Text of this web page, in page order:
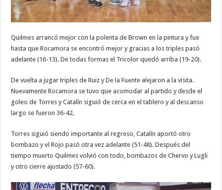
Quilmes arrancó mejor con la polenta de Brown en la pintura y fue
hasta que Rocamora se encontró mejor y gracias a los triples pasó
adelante (16-13). De todas formas el Tricolor quedó arriba (19-20).
De vuelta a jugar triples de Ruiz y De la Fuente alejaron a la visita.
Nuevamente Rocamora se tuvo que acomodar al partido y desde el
goleo de Torres y Catalín siguió de cerca en el tablero y al descanso
largo se fueron 36-42.
Torres siguió siendo importante al regreso, Catalín aportó otro
bombazo y el Rojo pasó otra vez adelante (51-48). Después del
tiempo muerto Quilmes volvió con todo, bombazos de Chervo y Lugli
y otro cierre ajustado (57-60).